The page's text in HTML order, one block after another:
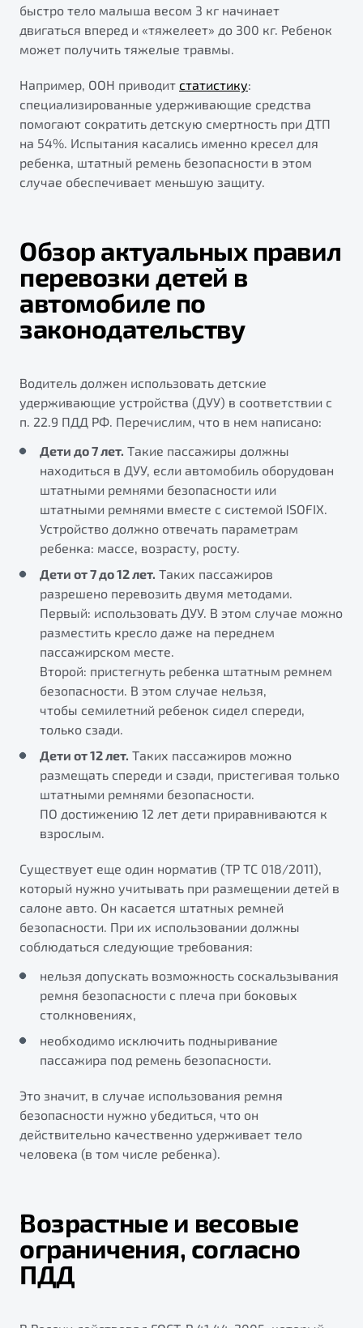
быстро тело малыша весом 3 кг начинает
двигаться вперед и «тяжелеет» до 300 кг. Ребенок
может получить тяжелые травмы.
Например, ООН приводит статистику:
специализированные удерживающие средства
помогают сократить детскую смертность при ДТП
на 54%. Испытания касались именно кресел для
ребенка, штатный ремень безопасности в этом
случае обеспечивает меньшую защиту.
Обзор актуальных правил
перевозки детей в
автомобиле по
законодательству
Водитель должен использовать детские
удерживающие устройства (ДУУ) в соответствии с
п. 22.9 ПДД РФ. Перечислим, что в нем написано:
Дети до 7 лет. Такие пассажиры должны
находиться в ДУУ, если автомобиль оборудован
штатными ремнями безопасности или
штатными ремнями вместе с системой ISOFIX.
Устройство должно отвечать параметрам
ребенка: массе, возрасту, росту.
Дети от 7 до 12 лет. Таких пассажиров
разрешено перевозить двумя методами.
Первый: использовать ДУУ. В этом случае можно
разместить кресло даже на переднем
пассажирском месте.
Второй: пристегнуть ребенка штатным ремнем
безопасности. В этом случае нельзя,
чтобы семилетний ребенок сидел спереди,
только сзади.
Дети от 12 лет. Таких пассажиров можно
размещать спереди и сзади, пристегивая только
штатными ремнями безопасности.
ПО достижению 12 лет дети приравниваются к
взрослым.
Существует еще один норматив (ТР ТС 018/2011),
который нужно учитывать при размещении детей в
салоне авто. Он касается штатных ремней
безопасности. При их использовании должны
соблюдаться следующие требования:
нельзя допускать возможность соскальзывания
ремня безопасности с плеча при боковых
столкновениях,
необходимо исключить подныривание
пассажира под ремень безопасности.
Это значит, в случае использования ремня
безопасности нужно убедиться, что он
действительно качественно удерживает тело
человека (в том числе ребенка).
Возрастные и весовые
ограничения, согласно
ПДД